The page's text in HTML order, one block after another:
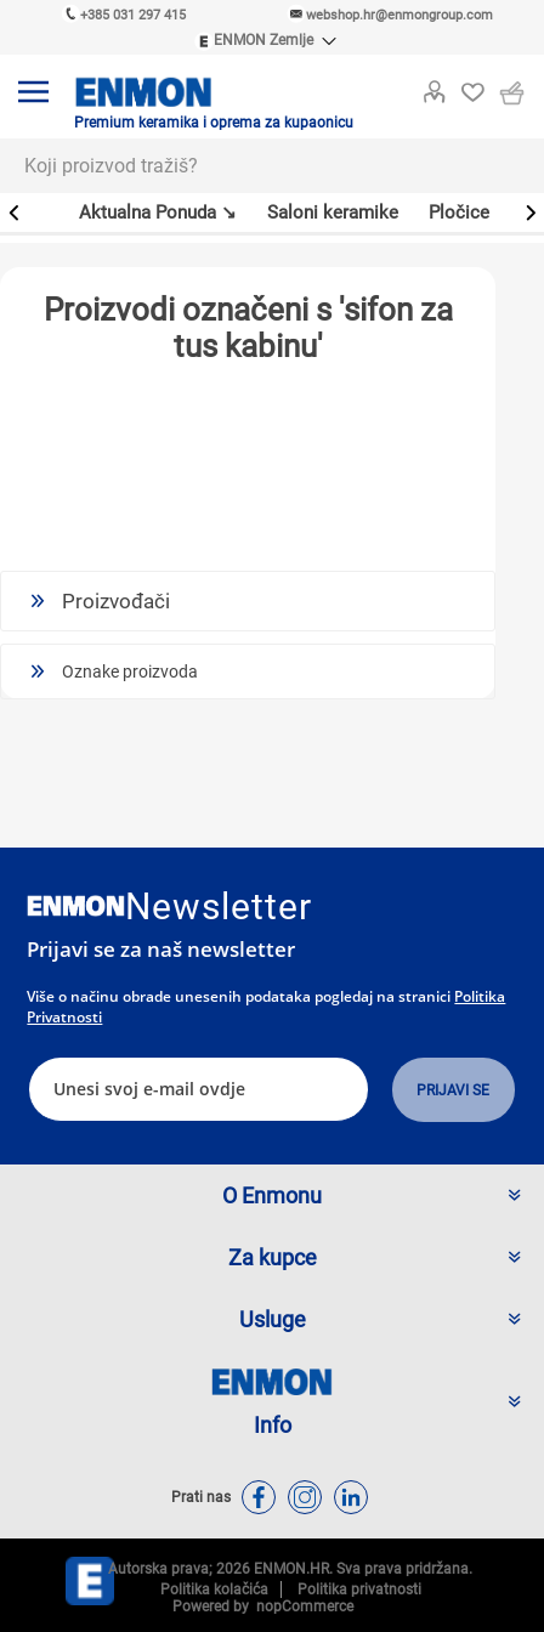
+385 031 297 415 webshop.hr@enmongroup.com
ENMON Zemlje
ENMON MKD
Premium keramika i oprema za kupaonicu
Aktualna Ponuda ↘ Saloni keramike Pločice
Proizvodi označeni s 'sifon za
tus kabinu'
Proizvođači
Oznake proizvoda
Newsletter
Prijavi se za naš newsletter
Više o načinu obrade unesenih podataka pogledaj na stranici Politika
Privatnosti
O Enmonu
Za kupce
Usluge
Info
Prati nas
Autorska prava; 2026 ENMON.HR. Sva prava pridržana.
Politika kolačića
Politika privatnosti
Powered by nopCommerce